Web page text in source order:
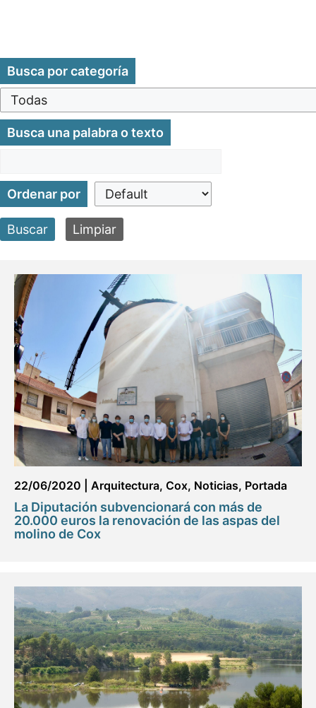
Busca por categoría
Busca una palabra o texto
Ordenar por
Buscar Limpiar
22/06/2020 Arquitectura, Cox, Noticias, Portada
La Diputación subvencionará con más de
20.000 euros la renovación de las aspas del
molino de Cox